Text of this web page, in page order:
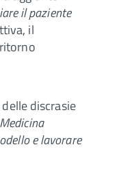
il paziente
il
discrasie
e lavorare